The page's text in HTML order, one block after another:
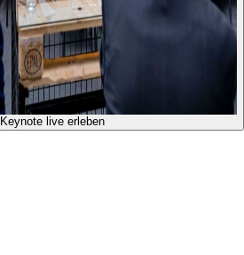
Keynote live erleben